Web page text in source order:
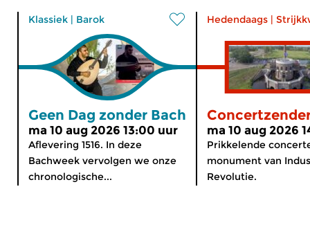
Klassiek | Barok
Geen Dag zonder Bach
ma 10 aug 2026 13:00 uur
Aflevering 1516. In deze
Bachweek vervolgen we onze
chronologische...
Hedendaags |
ma 10 aug 2026
Prikkelende
monument van
Revolutie.